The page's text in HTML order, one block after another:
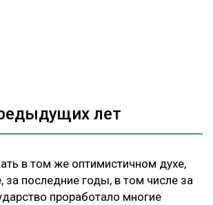
лет
в том же оптимистичном духе,
за последние годы, в том числе за
проработало многие